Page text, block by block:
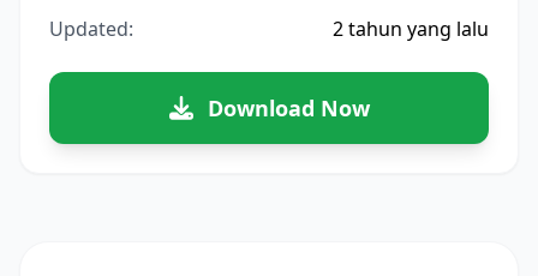
Updated: 2 tahun yang lalu
Download Now